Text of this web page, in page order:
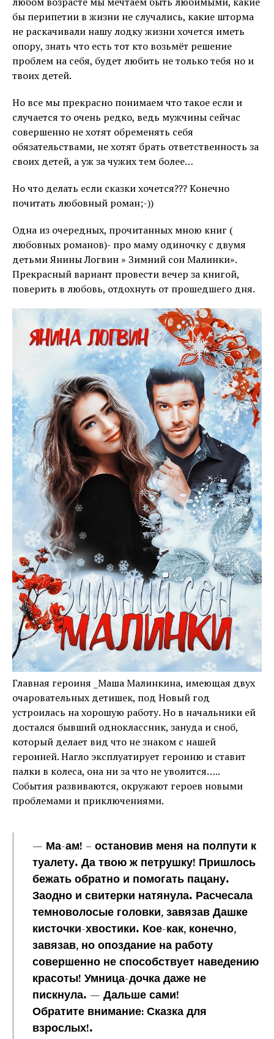
бы перипетии в жизни не случались, какие шторма
не раскачивали нашу лодку жизни хочется иметь
опору, знать что есть тот кто возьмёт решение
проблем на себя, будет любить не только тебя но и
твоих детей.
Но все мы прекрасно понимаем что такое если и
случается то очень редко, ведь мужчины сейчас
совершенно не хотят обременять себя
обязательствами, не хотят брать ответственность за
своих детей, а уж за чужих тем более…
Но что делать если сказки хочется??? Конечно
почитать любовный роман;-))
Одна из очередных, прочитанных мною книг (
любовных романов)- про маму одиночку с двумя
детьми Янины Логвин » Зимний сон Малинки».
Прекрасный вариант провести вечер за книгой,
поверить в любовь, отдохнуть от прошедшего дня.
Главная героиня _Маша Малинкина, имеющая двух
очаровательных детишек, под Новый год
устроилась на хорошую работу. Но в начальники ей
достался бывший одноклассник, зануда и сноб,
который делает вид что не знаком с нашей
героиней. Нагло эксплуатирует героиню и ставит
палки в колеса, она ни за что не уволится…..
События развиваются, окружают героев новыми
проблемами и приключениями.
— Ма-ам! – остановив меня на полпути к
туалету. Да твою ж петрушку! Пришлось
бежать обратно и помогать пацану.
Заодно и свитерки натянула. Расчесала
темноволосые головки, завязав Дашке
кисточки-хвостики. Кое-как, конечно,
завязав, но опоздание на работу
совершенно не способствует наведению
красоты! Умница-дочка даже не
пискнула. — Дальше сами!
Обратите внимание: Сказка для
взрослых!.